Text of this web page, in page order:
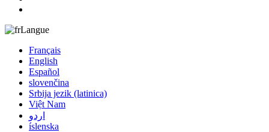
Langue
Français
English
Español
slovenčina
Srbija jezik (latinica)
Việt Nam
اردو
íslenska